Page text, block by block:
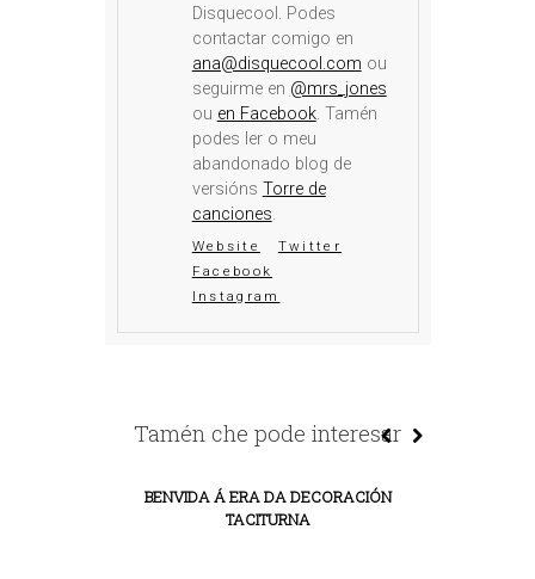
Disquecool. Podes
contactar comigo en
ana@disquecool.com ou
seguirme en @mrs_jones
ou en Facebook. Tamén
podes ler o meu
abandonado blog de
versións Torre de
canciones.
Website
Twitter
Facebook
Instagram
Tamén che pode interesar
BENVIDA Á ERA DA DECORACIÓN
TACITURNA